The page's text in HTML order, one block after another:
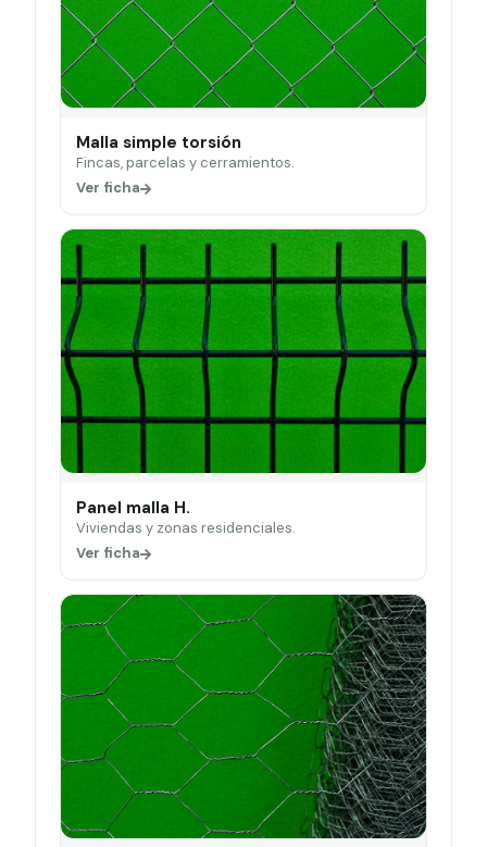
Malla simple torsión
Fincas, parcelas y cerramientos.
Ver ficha
Panel malla H.
Viviendas y zonas residenciales.
Ver ficha